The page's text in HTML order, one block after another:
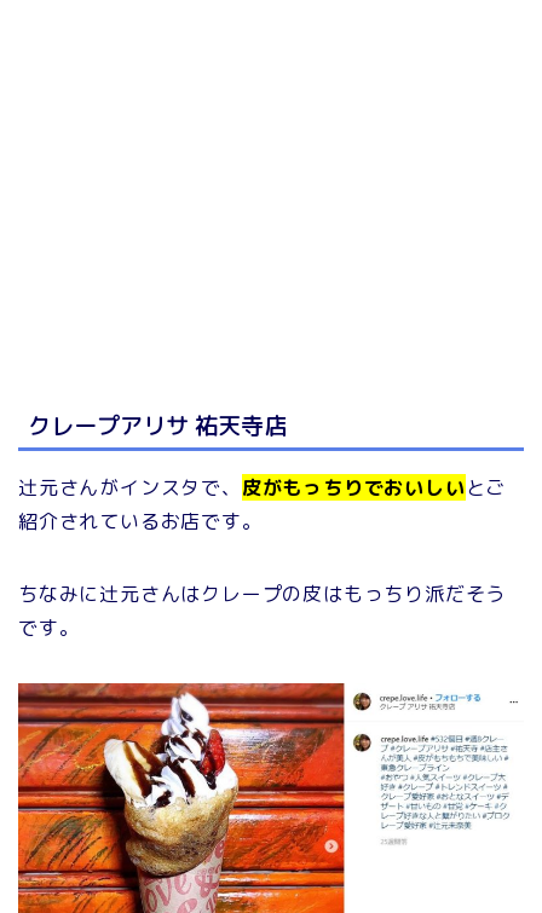
クレープアリサ 祐天寺店
辻元さんがインスタで、 皮がもっちりでおいしいとご
紹介されているお店です。
ちなみに辻元さんはクレープの皮はもっちり派だそう
です。